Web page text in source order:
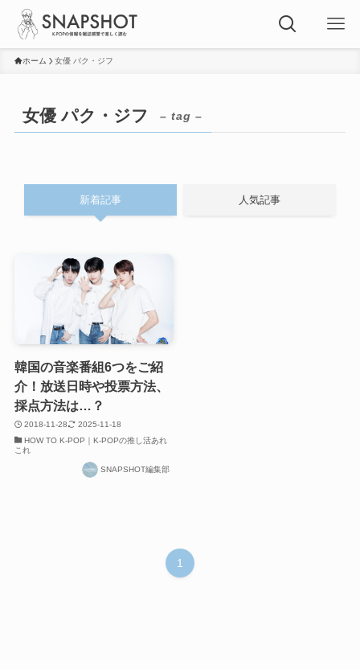
ホーム 女優 パク・ジフ
女優 パク・ジフ – tag –
新着記事 人気記事
韓国の音楽番組6つをご紹
介！放送日時や投票方法、
採点方法は…？
2018-11-28
2025-11-18
HOW TO K-POP｜K-POPの推し活あれ
これ
SNAPSHOT編集部
1